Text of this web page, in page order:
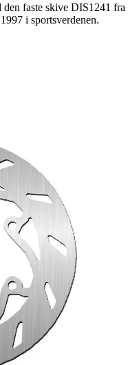
faste skive DIS1241 fra
i sportsverdenen.